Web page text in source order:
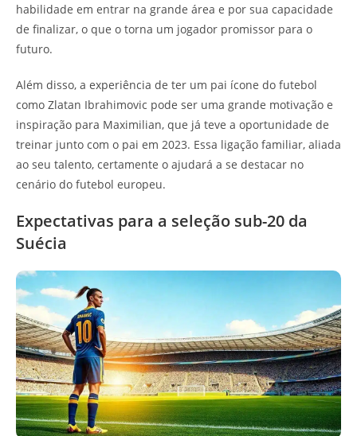
habilidade em entrar na grande área e por sua capacidade
de finalizar, o que o torna um jogador promissor para o
futuro.
Além disso, a experiência de ter um pai ícone do futebol
como Zlatan Ibrahimovic pode ser uma grande motivação e
inspiração para Maximilian, que já teve a oportunidade de
treinar junto com o pai em 2023. Essa ligação familiar, aliada
ao seu talento, certamente o ajudará a se destacar no
cenário do futebol europeu.
Expectativas para a seleção sub-20 da
Suécia